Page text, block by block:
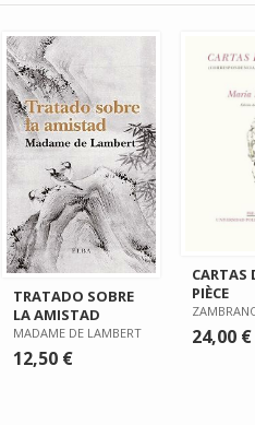
TRATADO SOBRE
LA AMISTAD
MADAME DE LAMBERT
12,50 €
CARTAS
PIÈCE
24,00 €